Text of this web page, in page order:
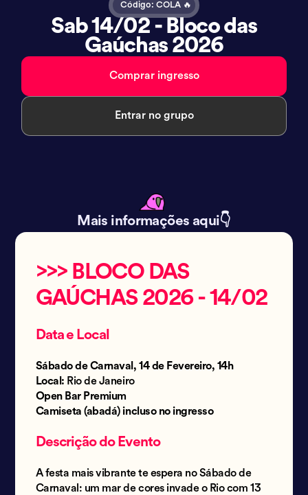
Código: COLA 🔥
Sab 14/02 - Bloco das
Gaúchas 2026
Comprar ingresso
Entrar no grupo
Mais informações aqui👇
>>> BLOCO DAS
GAÚCHAS 2026 - 14/02
Data e Local
Sábado de Carnaval, 14 de Fevereiro, 14h
Local: Rio de Janeiro
Open Bar Premium
Camiseta (abadá) incluso no ingresso
Descrição do Evento
A festa mais vibrante te espera no Sábado de
Carnaval: um mar de cores invade o Rio com 13